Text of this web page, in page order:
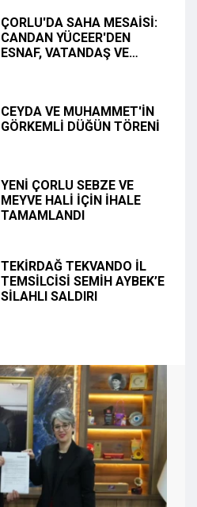
ÇORLU'DA SAHA MESAİSİ:
CANDAN YÜCEER'DEN
ESNAF, VATANDAŞ VE
CEYDA VE MUHAMMET'İN
GÖRKEMLİ DÜĞÜN TÖRENİ
YENİ ÇORLU SEBZE VE
MEYVE HALİ İÇİN İHALE
TAMAMLANDI
TEKİRDAĞ TEKVANDO İL
TEMSİLCİSİ SEMİH AYBEK’E
SİLAHLI SALDIRI